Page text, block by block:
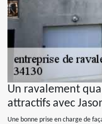
Un ravalement
attractifs avec
Une bonne prise en charge de